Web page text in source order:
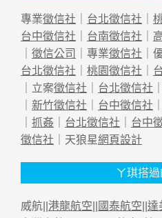
專業徵信社 ｜ 台北徵信社 ｜
台中徵信社 ｜ 台南徵信社 ｜
｜ 徵信公司 ｜專業徵信社 ｜
台北徵信社 ｜ 桃園徵信社 ｜
｜立案徵信社 ｜ 台北徵信社 ｜
｜ 新竹徵信社 ｜ 台中徵信社 ｜
｜ 抓姦 ｜ 台北徵信社 ｜ 台中
徵信社 ｜天狼星網頁設計
ㄚ琪搭
威航|| 港龍航空 國泰航空 達